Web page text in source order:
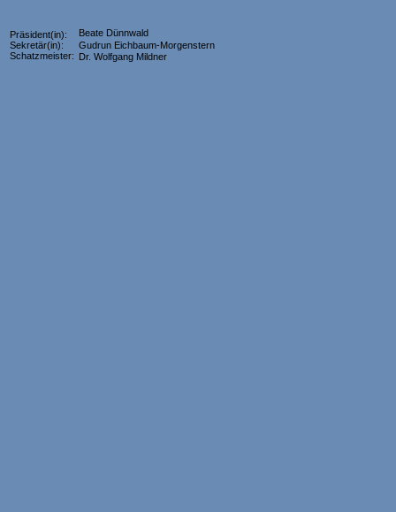
Präsident(in):
Sekretär(in):
Schatzmeister:
Beate Dünnwald
Gudrun Eichbaum-Morgenstern
Dr. Wolfgang Mildner